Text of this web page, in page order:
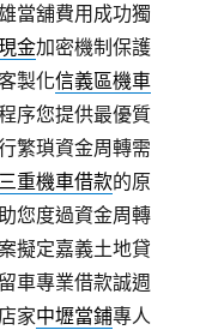
當舖費用成功獨
金加密機制保護
製化信義區機車
序您提供最優質
繁瑣資金周轉需
三重機車借款的原
您度過資金周轉
擬定嘉義土地貸
車專業借款誠週
家中壢當鋪專人